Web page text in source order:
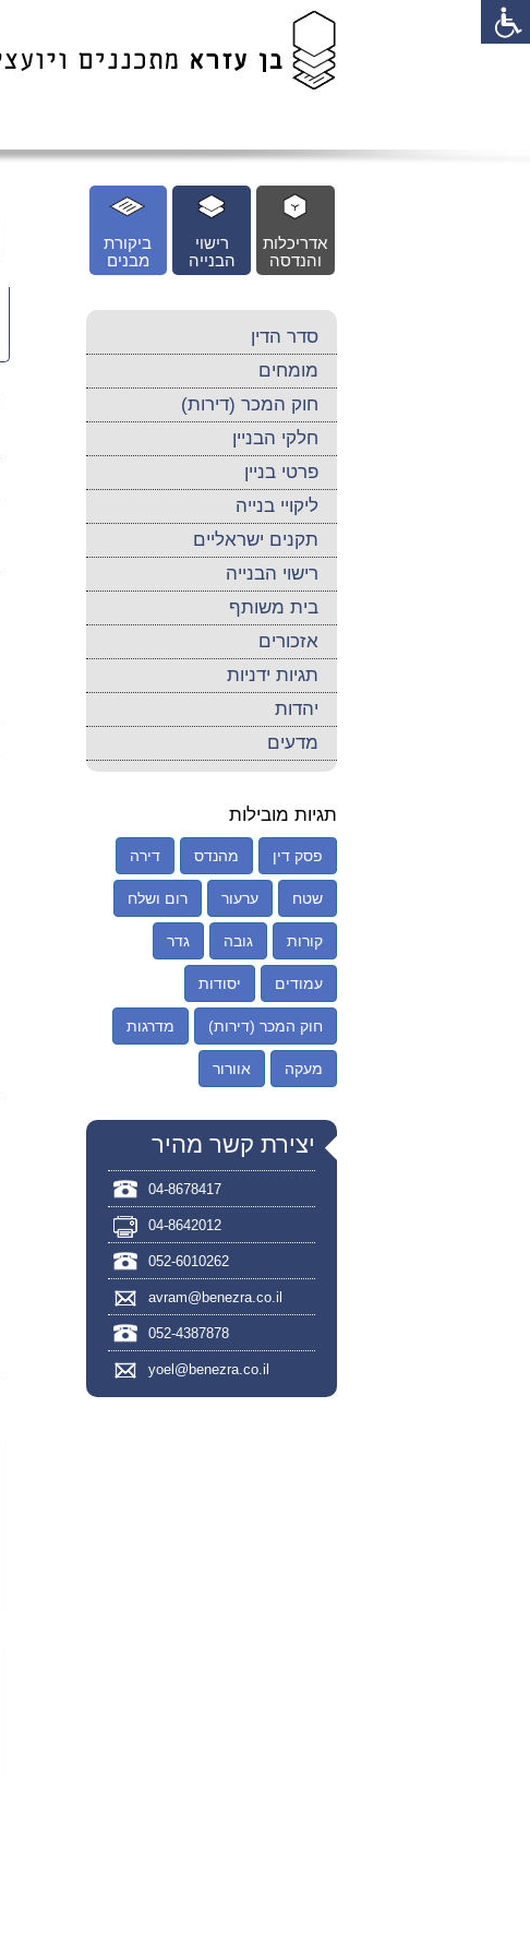
ביקורת
מבנים
רישוי
הבנייה
אדריכלות
והנדסה
סדר הדין
מומחים
חוק המכר (דירות)
חלקי הבניין
פרטי בניין
ליקויי בנייה
תקנים ישראליים
רישוי הבנייה
בית משותף
אזכורים
תגיות ידניות
יהדות
מדעים
תגיות מובילות
פסק דין מהנדס דירה
שטח ערעור רום ושלח
קורות גובה גדר
עמודים יסודות
חוק המכר (דירות) מדרגות
מעקה אוורור
יצירת קשר מהיר
04-8678417
04-8642012
052-6010262
avram@benezra.co.il
052-4387878
yoel@benezra.co.il